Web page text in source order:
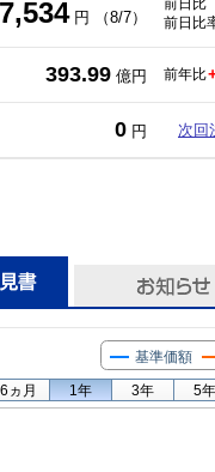
円 （8/7）
前日比
393.99 億円 前年比
0 円 次回
基準価額
6ヵ月 1年 3年 5年